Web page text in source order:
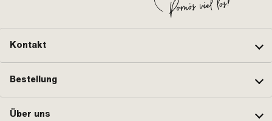
Kontakt
Bestellung
Über uns